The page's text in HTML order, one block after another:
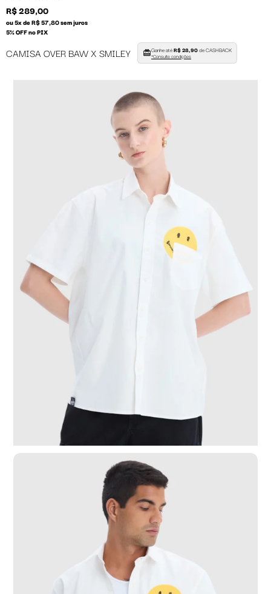
R$ 289,00
ou 5x de R$ 57,80 sem juros
5% OFF no PIX
CAMISA OVER BAW X SMILEY Ganhe atéR$ 28,90de CASHBACK
*Consulte condições